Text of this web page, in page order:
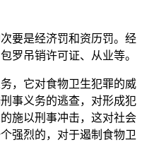
是经济罚和资历罚。经
罗吊销许可证、从业等。
它对食物卫生犯罪的威
事义务的逃查，对形成犯
施以刑事冲击，这对社会
强烈的，对于遏制食物卫